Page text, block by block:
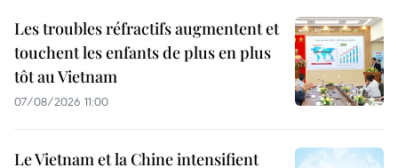
Les troubles réfractifs augmentent et
touchent les enfants de plus en plus
tôt au Vietnam
07/08/2026 11:00
Le Vietnam et la Chine intensifient